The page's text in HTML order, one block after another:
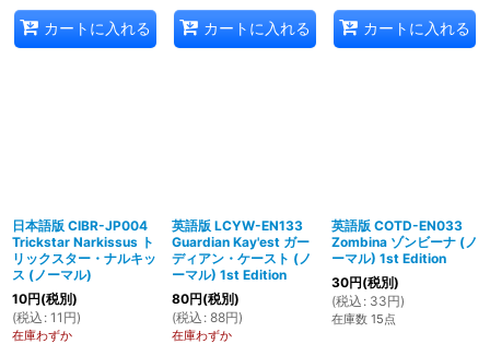
カートに入れる カートに入れる カートに入れる
日本語版 CIBR-JP004
Trickstar Narkissus ト
リックスター・ナルキッ
ス (ノーマル)
10円(税別)
(税込 : 11 円)
在庫わずか
英語版 LCYW-EN133
Guardian Kay'est ガー
ディアン・ケースト (ノ
ーマル) 1st Edition
80円(税別)
(税込 : 88円)
在庫わずか
英語版 COTD-EN033
Zombina ゾンビーナ (ノ
ーマル) 1st Edition
30円(税別)
(税込 : 33円)
在庫数 15点